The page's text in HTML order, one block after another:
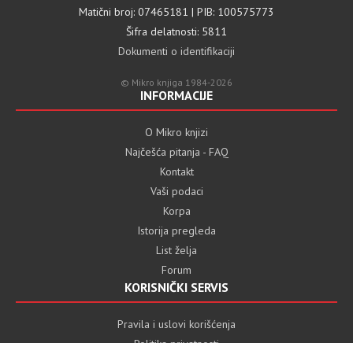
Matični broj: 07465181 | PIB: 100575773
Šifra delatnosti: 5811
Dokumenti o identifikaciji
© Mikro knjiga 1984-2026
INFORMACIJE
O Mikro knjizi
Najčešća pitanja - FAQ
Kontakt
Vaši podaci
Korpa
Istorija pregleda
List želja
Forum
KORISNIČKI SERVIS
Pravila i uslovi korišćenja